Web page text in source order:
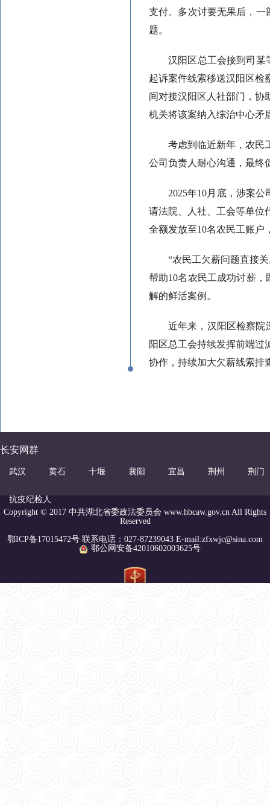
支付。多次讨要无果后，一
题。
汉阳区总工会接到司某
起诉案件线索移送汉阳区检
间对接汉阳区人社部门，协
机关将该案纳入综治中心
考虑到临近新年，农民
公司负责人耐心沟通，最终
2025年10月底，涉案
请法院、人社、工会等单位
全额发放至10名农民工账户
“农民工欠薪问题直接
帮助10名农民工成功讨薪
解的鲜活案例。
近年来，汉阳区检察院
阳区总工会持续发挥前端过
协作，持续加大欠薪线索排
长安网群
武汉 黄石 十堰 襄阳 宜昌 荆州 荆门
抗疫纪检人
Copyright © 2017 中共湖北省委政法委员会 www.hbcaw.gov.cn All Rights
Reserved
鄂ICP备17015472号 联系电话：027-87239043 E-mail:zfxwjc@sina.com
鄂公网安备42010602003625号